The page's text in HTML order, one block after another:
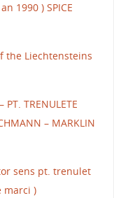
1990 ) SPICE
the Liechtensteins
PT. TRENULETE
– MARKLIN
sens pt. trenulet
marci )